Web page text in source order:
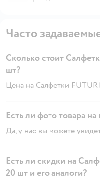
Часто
Сколько стоит
шт?
Цена на Салфетки
Есть ли фото товара
Да, у нас вы можете
Есть ли скидки на
20 шт и его аналоги?